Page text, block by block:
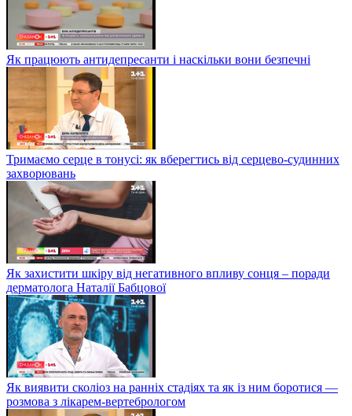
Як працюють антидепресанти і наскільки вони безпечні
Тримаємо серце в тонусі: як вберегтись від серцево-судинних
захворювань
Як захистити шкіру від негативного впливу сонця – поради
дерматолога Наталії Бабцової
Як виявити сколіоз на ранніх стадіях та як із ним боротися —
розмова з лікарем-вертебрологом